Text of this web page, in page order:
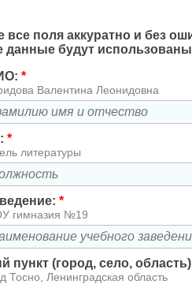
все поля аккуратно и без
данные будут
*
Валентина Леонидовна
*
литературы
*
гимназия №19
пункт (город, село,
Тосно, Ленинградская область